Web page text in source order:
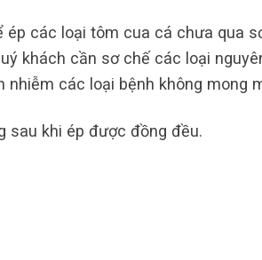
các loại tôm cua cá chưa qua
khách cần sơ chế các loại
các loại bệnh không mong
sau khi ép được đồng đều.